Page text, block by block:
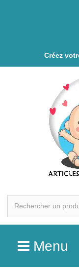
Créez
Menu